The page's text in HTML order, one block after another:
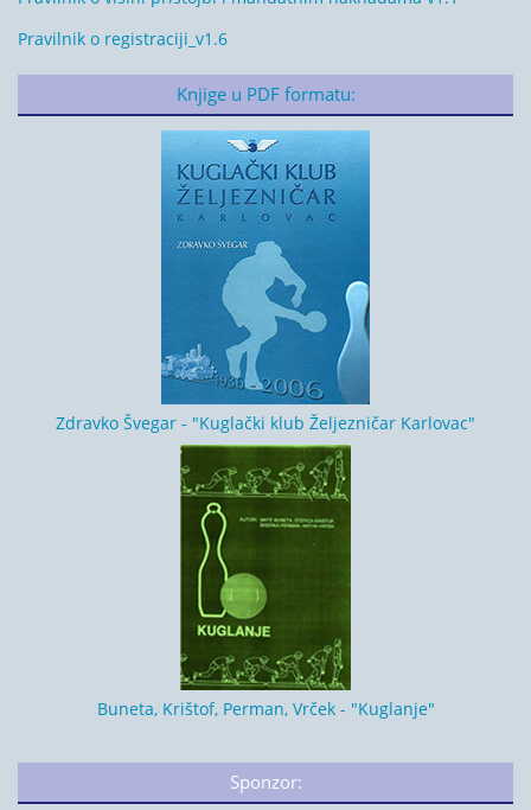
Pravilnik o registraciji_v1.6
Knjige u PDF formatu:
Zdravko Švegar - "Kuglački klub Željezničar Karlovac"
Buneta, Krištof, Perman, Vrček - "Kuglanje"
Sponzor: